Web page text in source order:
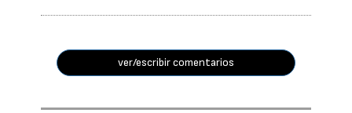
ver/escribir comentarios